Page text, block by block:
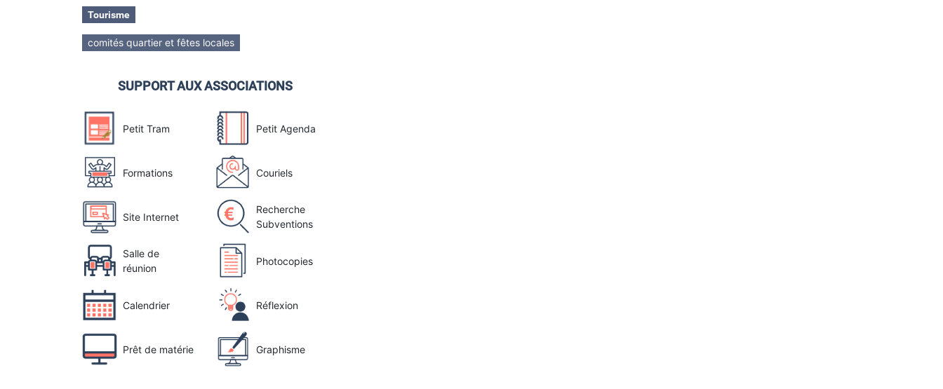
Tourisme
comités quartier et fêtes locales
SUPPORT AUX ASSOCIATIONS
Petit Tram
Formations
Site Internet
Salle de
réunion
Calendrier
Prêt de matérie
Petit Agenda
Couriels
Recherche
Subventions
Photocopies
Réflexion
Graphisme